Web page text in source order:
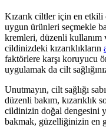
Kızarık ciltler için en
uygun ürünleri seçmekle
kremleri, düzenli kullanım
cildinizdeki kızarıklıkların
faktörlere karşı koruyucu
uygulamak da cilt
Unutmayın, cilt sağlığı
düzenli bakım, kızarıklık
cildinizin doğal dengesini
bakmak, güzelliğinizin en